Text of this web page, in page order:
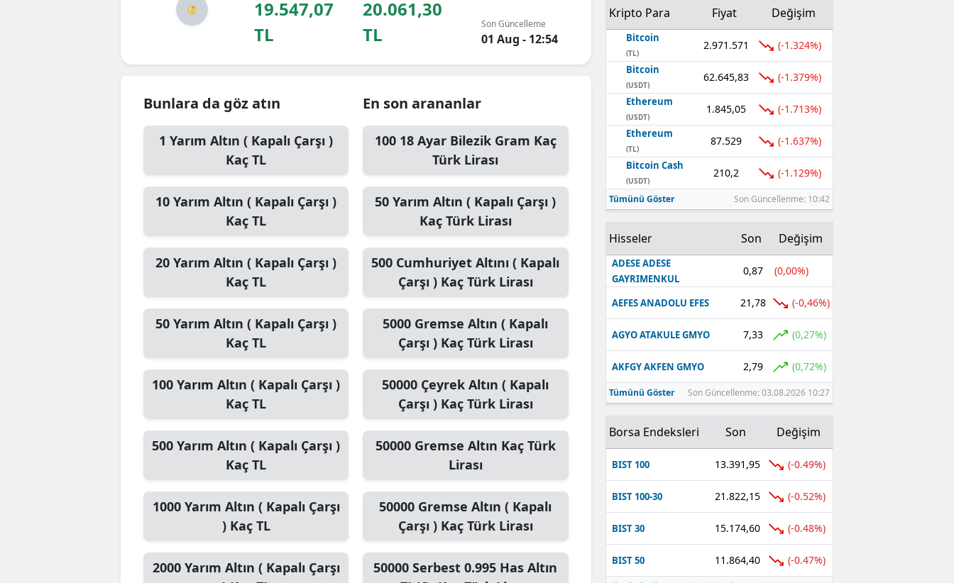
Diyarbakır
Elazığ
Erzincan
Erzurum
Eskişehir
Gaziantep
Giresun
Gümüşhane
Hatay
Isparta
Mersin
İstanbul
İzmir
Kastamonu
Kayseri
Kırklareli
19.547,07
TL
20.061,30
TL
Son Güncelleme
01 Aug - 12:54
Bunlara da göz atın
1Yarım Altın ( Kapalı Çarşı )
Kaç TL
10Yarım Altın ( Kapalı Çarşı )
Kaç TL
20Yarım Altın ( Kapalı Çarşı )
Kaç TL
50Yarım Altın ( Kapalı Çarşı )
Kaç TL
100Yarım Altın ( Kapalı Çarşı )
Kaç TL
500Yarım Altın ( Kapalı Çarşı )
Kaç TL
1000 Yarım Altın ( Kapalı Çarşı
)Kaç TL
2000 Yarım Altın ( Kapalı Çarşı
En son arananlar
100 18 Ayar Bilezik Gram Kaç
Türk Lirası
50Yarım Altın ( Kapalı Çarşı )
Kaç Türk Lirası
500 Cumhuriyet Altını ( Kapalı
Çarşı )Kaç Türk Lirası
5000 Gremse Altın ( Kapalı
Çarşı )Kaç Türk Lirası
50000 Çeyrek Altın ( Kapalı
Çarşı )Kaç Türk Lirası
50000 Gremse Altın Kaç Türk
Lirası
50000 Gremse Altın ( Kapalı
Çarşı )Kaç Türk Lirası
50000Serbest 0.995 Has Altın
Kripto Para Fiyat Değişim
Bitcoin
(TL)
2.971.571 (-1.324%)
Bitcoin
(USDT)
62.645,83 (-1.379%)
Ethereum
(USDT)
1.845,05 (-1.713%)
Ethereum
(TL)
87.529 (-1.637%)
Bitcoin Cash
(USDT)
210,2 (-1.129%)
Tümünü Göster Son Güncellenme: 10:42
Hisseler Son Değişim
ADESE ADESE
GAYRIMENKUL
0,87 (0,00%)
AEFES ANADOLU EFES 21,78 (-0,46%)
AGYO ATAKULE GMYO 7,33 (0,27%)
AKFGY AKFEN GMYO 2,79 (0,72%)
Tümünü Göster Son Güncellenme: 03.08.2026 10:27
Borsa Endeksleri Son Değişim
BIST 100 13.391,95 (-0.49%)
BIST 100-30 21.822,15 (-0.52%)
BIST 30 15.174,60 (-0.48%)
BIST 50 11.864,40 (-0.47%)